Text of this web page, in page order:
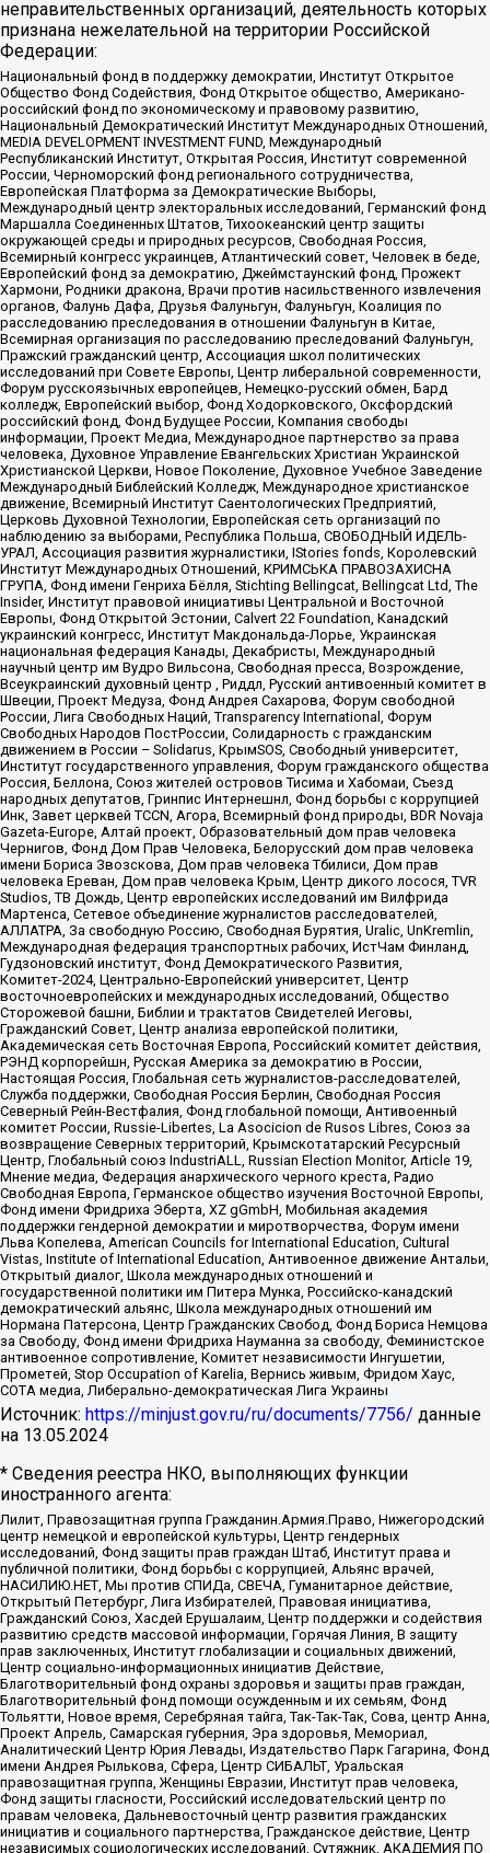
неправительственных организаций, деятельность которых
признана нежелательной на территории Российской
Федерации:
Национальный фонд в поддержку демократии, Институт Открытое
Общество Фонд Содействия, Фонд Открытое общество, Американо-
российский фонд по экономическому и правовому развитию,
Национальный Демократический Институт Международных Отношений,
MEDIA DEVELOPMENT INVESTMENT FUND, Международный
Республиканский Институт, Открытая Россия, Институт современной
России, Черноморский фонд регионального сотрудничества,
Европейская Платформа за Демократические Выборы,
Международный центр электоральных исследований, Германский фонд
Маршалла Соединенных Штатов, Тихоокеанский центр защиты
окружающей среды и природных ресурсов, Свободная Россия,
Всемирный конгресс украинцев, Атлантический совет, Человек в беде,
Европейский фонд за демократию, Джеймстаунский фонд, Прожект
Хармони, Родники дракона, Врачи против насильственного извлечения
органов, Фалунь Дафа, Друзья Фалуньгун, Фалуньгун, Коалиция по
расследованию преследования в отношении Фалуньгун в Китае,
Всемирная организация по расследованию преследований Фалуньгун,
Пражский гражданский центр, Ассоциация школ политических
исследований при Совете Европы, Центр либеральной современности,
Форум русскоязычных европейцев, Немецко-русский обмен, Бард
колледж, Европейский выбор, Фонд Ходорковского, Оксфордский
российский фонд, Фонд Будущее России, Компания свободы
информации, Проект Медиа, Международное партнерство за права
человека, Духовное Управление Евангельских Христиан Украинской
Христианской Церкви, Новое Поколение, Духовное Учебное Заведение
Международный Библейский Колледж, Международное христианское
движение, Всемирный Институт Саентологических Предприятий,
Церковь Духовной Технологии, Европейская сеть организаций по
наблюдению за выборами, Республика Польша, СВОБОДНЫЙ ИДЕЛЬ-
УРАЛ, Ассоциация развития журналистики, IStories fonds, Королевский
Институт Международных Отношений, КРИМСЬКА ПРАВОЗАХИСНА
ГРУПА, Фонд имени Генриха Бёлля, Stichting Bellingcat, Bellingcat Ltd, The
Insider, Институт правовой инициативы Центральной и Восточной
Европы, Фонд Открытой Эстонии, Calvert 22 Foundation, Канадский
украинский конгресс, Институт Макдональда-Лорье, Украинская
национальная федерация Канады, Декабристы, Международный
научный центр им Вудро Вильсона, Свободная пресса, Возрождение,
Всеукраинский духовный центр , Риддл, Русский антивоенный комитет в
Швеции, Проект Медуза, Фонд Андрея Сахарова, Форум свободной
России, Лига Свободных Наций, Transparеncy International, Форум
Свободных Народов ПостРоссии, Солидарность с гражданским
движением в России – Solidarus, КрымSOS, Свободный университет,
Институт государственного управления, Форум гражданского общества
Россия, Беллона, Союз жителей островов Тисима и Хабомаи, Съезд
народных депутатов, Гринпис Интернешнл, Фонд борьбы с коррупцией
Инк, Завет церквей TCCN, Агора, Всемирный фонд природы, BDR Novaja
Gazeta-Europe, Алтай проект, Образовательный дом прав человека
Чернигов, Фонд Дом Прав Человека, Белорусский дом прав человека
имени Бориса Звозскова, Дом прав человека Тбилиси, Дом прав
человека Ереван, Дом прав человека Крым, Центр дикого лосося, TVR
Studios, ТВ Дождь, Центр европейских исследований им Вилфрида
Мартенса, Сетевое объединение журналистов расследователей,
АЛЛАТРА, За свободную Россию, Свободная Бурятия, Uralic, UnKremlin,
Международная федерация транспортных рабочих, ИстЧам Финланд,
Гудзоновский институт, Фонд Демократического Развития,
Комитет-2024, Центрально-Европейский университет, Центр
восточноевропейских и международных исследований, Общество
Сторожевой башни, Библии и трактатов Свидетелей Иеговы,
Гражданский Совет, Центр анализа европейской политики,
Академическая сеть Восточная Европа, Российский комитет действия,
РЭНД корпорейшн, Русская Америка за демократию в России,
Настоящая Россия, Глобальная сеть журналистов-расследователей,
Служба поддержки, Свободная Россия Берлин, Свободная Россия
Северный Рейн-Вестфалия, Фонд глобальной помощи, Антивоенный
комитет России, Russie-Libertes, La Asocicion de Rusos Libres, Союз за
возвращение Северных территорий, Крымскотатарский Ресурсный
Центр, Глобальный союз IndustriALL, Russian Election Monitor, Article 19,
Мнение медиа, Федерация анархического черного креста, Радио
Свободная Европа, Германское общество изучения Восточной Европы,
Фонд имени Фридриха Эберта, XZ gGmbH, Мобильная академия
поддержки гендерной демократии и миротворчества, Форум имени
Льва Копелева, American Councils for International Education, Cultural
Vistas, Institute of International Education, Антивоенное движение Антальи,
Открытый диалог, Школа международных отношений и
государственной политики им Питера Мунка, Российско-канадский
демократический альянс, Школа международных отношений им
Нормана Патерсона, Центр Гражданских Свобод, Фонд Бориса Немцова
за Свободу, Фонд имени Фридриха Науманна за свободу, Феминистское
антивоенное сопротивление, Комитет независимости Ингушетии,
Прометей, Stop Occupation of Karelia, Вернись живым, Фридом Хаус,
СОТА медиа, Либерально-демократическая Лига Украины
Источник: https://minjust.gov.ru/ru/documents/7756/ данные
на 13.05.2024
* Сведения реестра НКО, выполняющих функции
иностранного агента:
Лилит, Правозащитная группа Гражданин.Армия.Право, Нижегородский
центр немецкой и европейской культуры, Центр гендерных
исследований, Фонд защиты прав граждан Штаб, Институт права и
публичной политики, Фонд борьбы с коррупцией, Альянс врачей,
НАСИЛИЮ.НЕТ, Мы против СПИДа, СВЕЧА, Гуманитарное действие,
Открытый Петербург, Лига Избирателей, Правовая инициатива,
Гражданский Союз, Хасдей Ерушалаим, Центр поддержки и содействия
развитию средств массовой информации, Горячая Линия, В защиту
прав заключенных, Институт глобализации и социальных движений,
Центр социально-информационных инициатив Действие,
Благотворительный фонд охраны здоровья и защиты прав граждан,
Благотворительный фонд помощи осужденным и их семьям, Фонд
Тольятти, Новое время, Серебряная тайга, Так-Так-Так, Сова, центр Анна,
Проект Апрель, Самарская губерния, Эра здоровья, Мемориал,
Аналитический Центр Юрия Левады, Издательство Парк Гагарина, Фонд
имени Андрея Рылькова, Сфера, Центр СИБАЛЬТ, Уральская
правозащитная группа, Женщины Евразии, Институт прав человека,
Фонд защиты гласности, Российский исследовательский центр по
правам человека, Дальневосточный центр развития гражданских
инициатив и социального партнерства, Гражданское действие, Центр
независимых социологических исследований, Сутяжник, АКАДЕМИЯ ПО